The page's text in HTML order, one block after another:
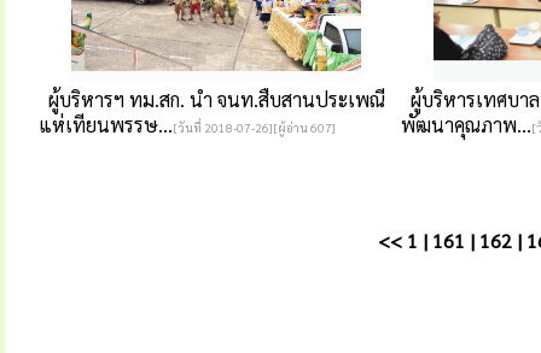
ผู้บริหารฯ ทม.สก. นำ จนท.สืบสานประเพณี
แห่เทียนพรรษ...[วันที่ 2018-07-26][ผู้อ่าน 607]
ผู้บริหารเทศบาล
พัฒนาคุณภาพ...[
<< 1 | 161 | 162 |